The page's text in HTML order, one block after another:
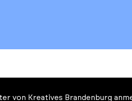
von Kreatives Brandenburg